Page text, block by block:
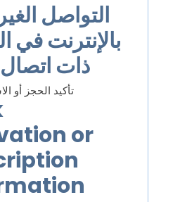
التواصل
بالإنترنت في
ذات
تأكيد الحجز أو
or